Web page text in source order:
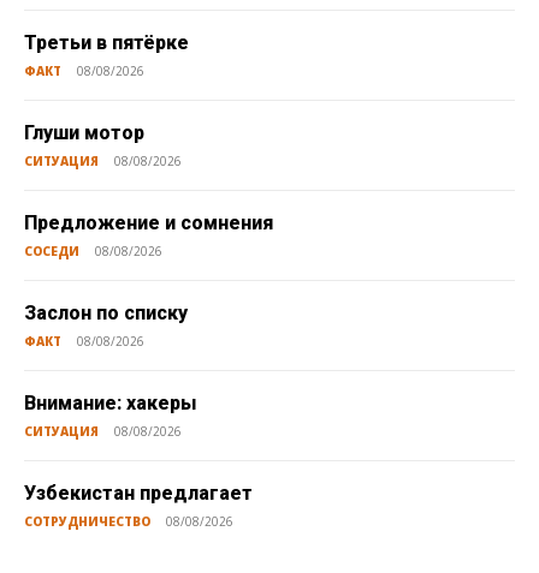
Третьи в пятёрке
ФАКТ 08/08/2026
Глуши мотор
СИТУАЦИЯ 08/08/2026
Предложение и сомнения
СОСЕДИ 08/08/2026
Заслон по списку
ФАКТ 08/08/2026
Внимание: хакеры
СИТУАЦИЯ 08/08/2026
Узбекистан предлагает
СОТРУДНИЧЕСТВО 08/08/2026